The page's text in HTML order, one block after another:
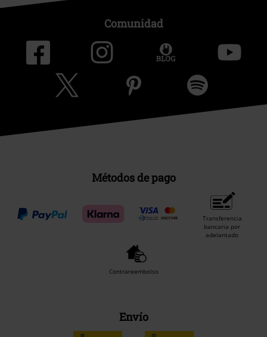
Comunidad
Métodos de pago
Transferencia
bancaria por
adelantado
Contrareembolso
Envío